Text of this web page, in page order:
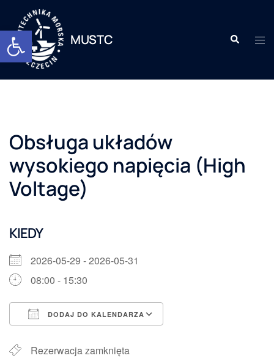
Otwórz pasek narzędzi
MUSTC
Obsługa układów
wysokiego napięcia (High
Voltage)
KIEDY
2026-05-29 - 2026-05-31
08:00 - 15:30
DODAJ DO KALENDARZA
Rezerwacja zamknięta